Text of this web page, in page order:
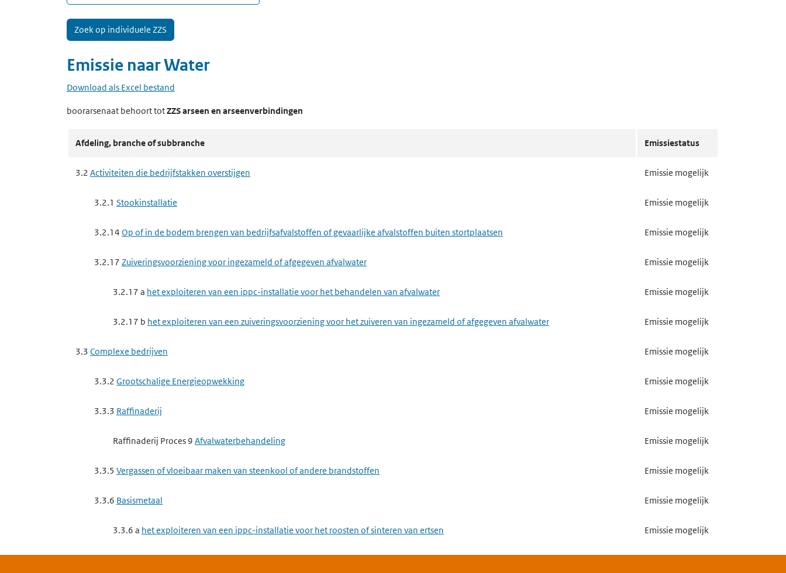
Emissie naarWater
Download als Excel bestand
boorarsenaat behoort totZZS arseen en arseenverbindingen
Afdeling, branche of subbranche Emissiestatus
3.2 Activiteiten die bedrijfstakken overstijgen Emissie mogelijk
3.2.1 Stookinstallatie Emissie mogelijk
3.2.14 Op of in de bodem brengen van bedrijfsafvalstoffen of gevaarlijke afvalstoffen buiten stortplaatsen Emissie mogelijk
3.2.17 Zuiveringsvoorziening voor ingezameld of afgegeven afvalwater Emissie mogelijk
3.2.17 a het exploiteren van een ippc-installatie voor het behandelen van afvalwater Emissie mogelijk
3.2.17 b het exploiteren van een zuiveringsvoorziening voor het zuiveren van ingezameld of afgegeven afvalwater Emissie mogelijk
3.3 Complexe bedrijven Emissie mogelijk
3.3.2 Grootschalige Energieopwekking Emissie mogelijk
3.3.3 Raffinaderij Emissie mogelijk
Raffinaderij Proces 9 Afvalwaterbehandeling Emissie mogelijk
3.3.5 Vergassen of vloeibaar maken van steenkool of andere brandstoffen Emissie mogelijk
3.3.6 Basismetaal Emissie mogelijk
3.3.6 a het exploiteren van een ippc-installatie voor het roosten of sinteren van ertsen Emissie mogelijk